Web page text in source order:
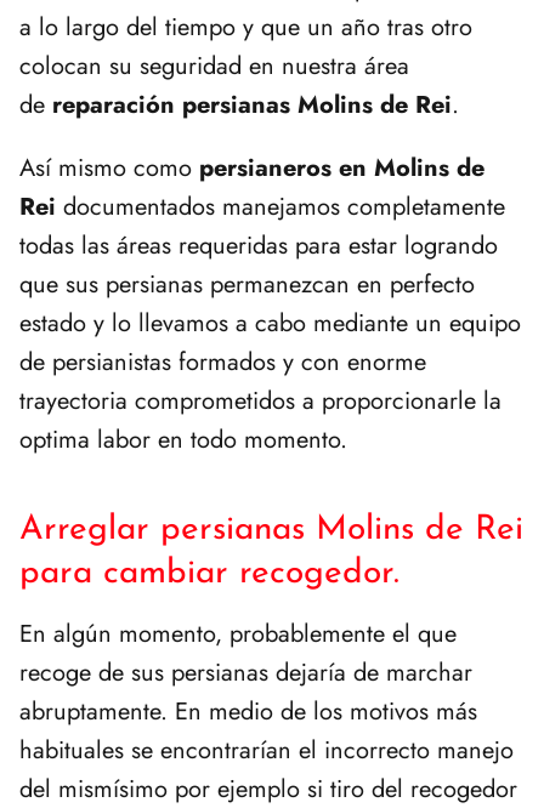
a lo largo del tiempo y que un año tras otro
colocan su seguridad en nuestra área
de reparación persianas Molins de Rei.
Así mismo como persianeros en Molins de
Rei documentados manejamos completamente
todas las áreas requeridas para estar logrando
que sus persianas permanezcan en perfecto
estado y lo llevamos a cabo mediante un equipo
de persianistas formados y con enorme
trayectoria comprometidos a proporcionarle la
optima labor en todo momento.
Arreglar persianas Molins de Rei
para cambiar recogedor.
En algún momento, probablemente el que
recoge de sus persianas dejaría de marchar
abruptamente. En medio de los motivos más
habituales se encontrarían el incorrecto manejo
del mismísimo por ejemplo si tiro del recogedor